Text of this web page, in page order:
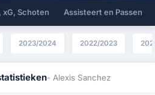
xG, Schoten Assisteert en Passen
2023/2024 2022/2023
- Alexis Sanchez